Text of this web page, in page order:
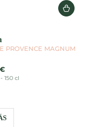
PROVENCE MAGNUM
€
150 cl